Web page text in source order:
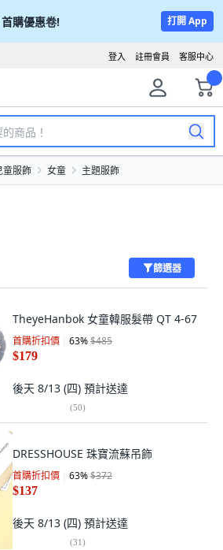
首購優惠卷! 打開 App
客服中心
註冊會員
登入
童服飾 女童 主題服飾
篩選器
TheyeHanbok 女童韓服髮帶 QT 4-67
首購折扣價 63%$485
$179
後天 8/13 (四) 預計送達
(50)
DRESSHOUSE 珠寶流蘇吊飾
首購折扣價 63%$372
$137
後天 8/13 (四) 預計送達
(31)